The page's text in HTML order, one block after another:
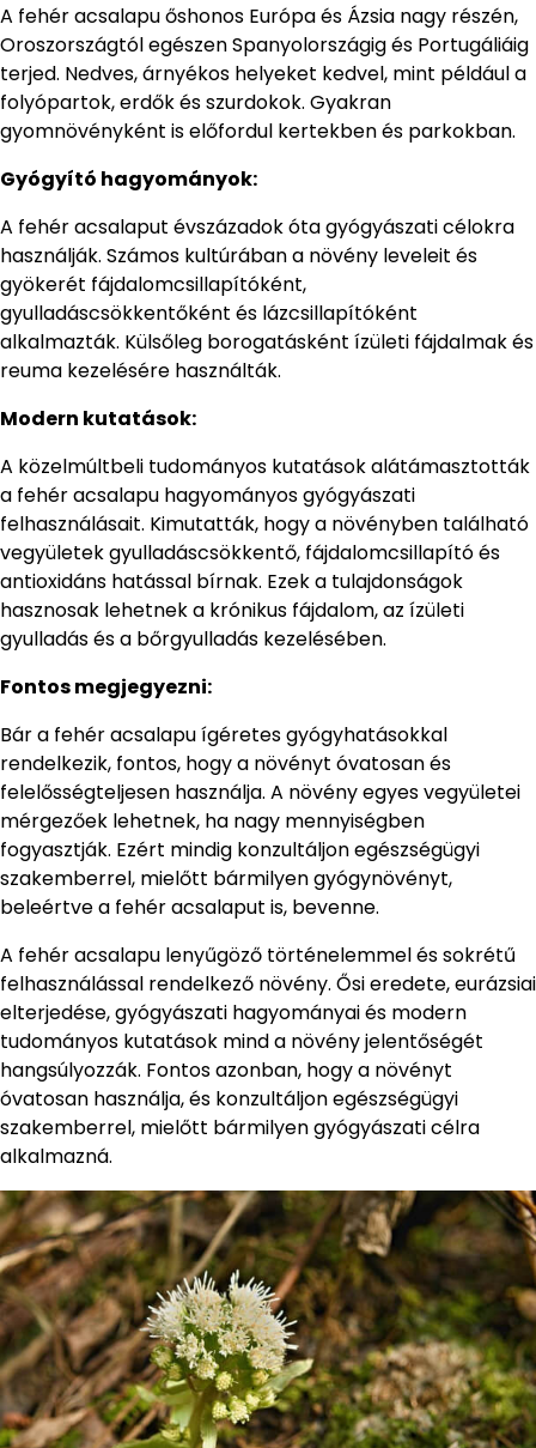
A fehér acsalapu őshonos Európa és Ázsia nagy részén,
Oroszországtól egészen Spanyolországig és Portugáliáig
terjed. Nedves, árnyékos helyeket kedvel, mint például a
folyópartok, erdők és szurdokok. Gyakran
gyomnövényként is előfordul kertekben és parkokban.
Gyógyító hagyományok:
A fehér acsalaput évszázadok óta gyógyászati célokra
használják. Számos kultúrában a növény leveleit és
gyökerét fájdalomcsillapítóként,
gyulladáscsökkentőként és lázcsillapítóként
alkalmazták. Külsőleg borogatásként ízületi fájdalmak és
reuma kezelésére használták.
Modern kutatások:
A közelmúltbeli tudományos kutatások alátámasztották
a fehér acsalapu hagyományos gyógyászati
felhasználásait. Kimutatták, hogy a növényben található
vegyületek gyulladáscsökkentő, fájdalomcsillapító és
antioxidáns hatással bírnak. Ezek a tulajdonságok
hasznosak lehetnek a krónikus fájdalom, az ízületi
gyulladás és a bőrgyulladás kezelésében.
Fontos megjegyezni:
Bár a fehér acsalapu ígéretes gyógyhatásokkal
rendelkezik, fontos, hogy a növényt óvatosan és
felelősségteljesen használja. A növény egyes vegyületei
mérgezőek lehetnek, ha nagy mennyiségben
fogyasztják. Ezért mindig konzultáljon egészségügyi
szakemberrel, mielőtt bármilyen gyógynövényt,
beleértve a fehér acsalaput is, bevenne.
A fehér acsalapu lenyűgöző történelemmel és sokrétű
felhasználással rendelkező növény. Ősi eredete, eurázsiai
elterjedése, gyógyászati hagyományai és modern
tudományos kutatások mind a növény jelentőségét
hangsúlyozzák. Fontos azonban, hogy a növényt
óvatosan használja, és konzultáljon egészségügyi
szakemberrel, mielőtt bármilyen gyógyászati célra
alkalmazná.